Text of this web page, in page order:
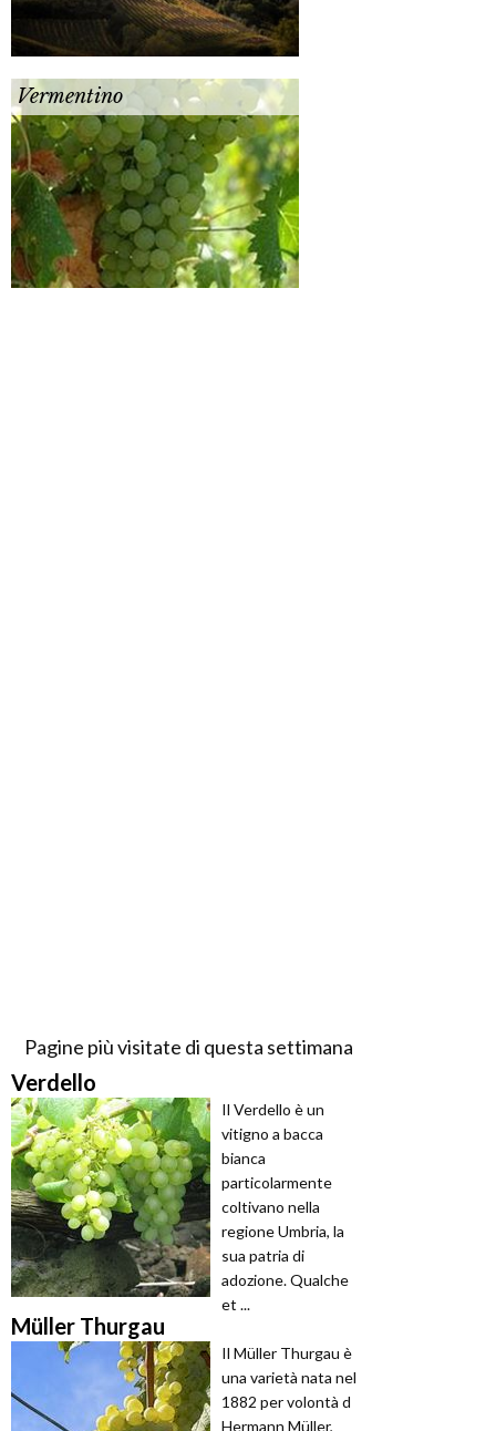
Vermentino
Pagine più visitate di questa settimana
Verdello
Il Verdello è un
vitigno a bacca
bianca
particolarmente
coltivano nella
regione Umbria, la
sua patria di
adozione. Qualche
et ...
Müller Thurgau
Il Müller Thurgau è
una varietà nata nel
1882 per volontà d
Hermann Müller,